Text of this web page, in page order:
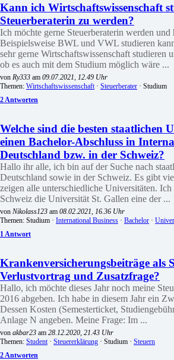
Kann ich Wirtschaftswissenschaft
Steuerberaterin zu werden?
Ich möchte gerne Steuerberaterin werden und
Beispielsweise BWL und VWL studieren
sehr gerne Wirtschaftswissenschaft studieren
ob es auch mit dem Studium möglich wäre ...
von Ry333 am 09.07.2021, 12.49 Uhr
Themen: Wirtschaftswissenschaft· Steuerberater · Studium
2 Antworten
Welche sind die besten staatlichen
einen Bachelor-Abschluss in
Deutschland bzw. in der Schweiz?
Hallo ihr alle, ich bin auf der Suche nach
Deutschland sowie in der Schweiz. Es gibt
zeigen alle unterschiedliche Universitäten.
Schweiz die Universität St. Gallen eine der ...
von Nikolass123 am 08.02.2021, 16.36 Uhr
Themen: Studium · International Business · Bachelor ·
1 Antwort
Krankenversicherungsbeiträge als
Verlustvortrag und Zusatzfrage?
Hallo, ich möchte dieses Jahr noch meine
2016 abgeben. Ich habe in diesem Jahr ein
Dessen Kosten (Semesterticket,
Anlage N angeben. Meine Frage: Im ...
von akbar23 am 28.12.2020, 21.43 Uhr
Themen: Student· Steuererklärung · Studium · Steuern
2 Antworten